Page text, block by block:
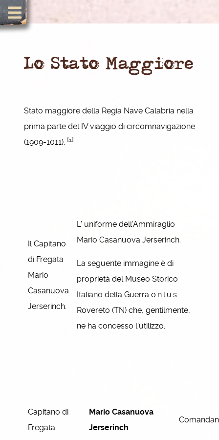
Lo Stato Maggiore
Stato maggiore della Regia Nave Calabria nella
prima parte del IV viaggio di circomnavigazione
(1909-1011). [1]
Il Capitano
di Fregata
Mario
Casanuova
Jerserinch.
L' uniforme dell'Ammiraglio
Mario Casanuova Jerserinch.
La seguente immagine è di
proprietà del Museo Storico
Italiano della Guerra o.n.l.u.s.
Rovereto (TN) che, gentilmente,
ne ha concesso l'utilizzo.
Capitano di
Fregata
Mario Casanuova
Jerserinch